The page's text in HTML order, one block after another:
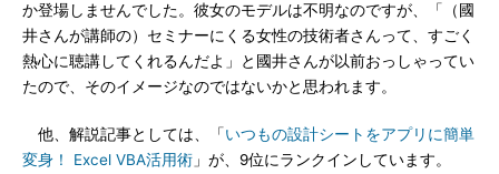
か登場しませんでした。彼女のモデルは不明なのですが、「（國
井さんが講師の）セミナーにくる女性の技術者さんって、すごく
熱心に聴講してくれるんだよ」と國井さんが以前おっしゃってい
たので、そのイメージなのではないかと思われます。
他、解説記事としては、「いつもの設計シートをアプリに簡単
変身！ Excel VBA活用術 」が、9位にランクインしています。